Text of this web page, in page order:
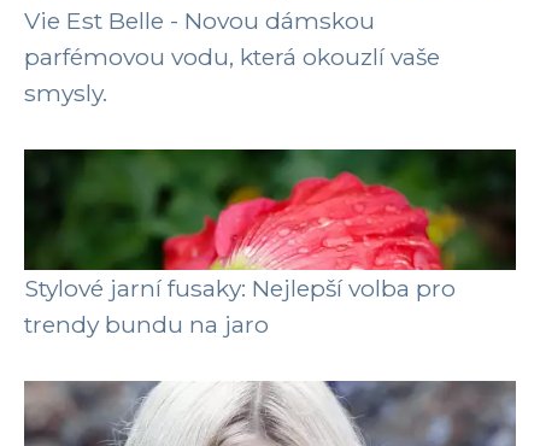
Vie Est Belle - Novou dámskou
parfémovou vodu, která okouzlí vaše
smysly.
Stylové jarní fusaky: Nejlepší volba pro
trendy bundu na jaro